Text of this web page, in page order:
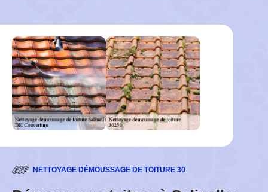
NETTOYAGE DÉMOUSSAGE DE TOITURE 30